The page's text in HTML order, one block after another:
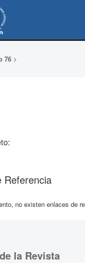
76>
Referencia
no existen enlaces de
la Revista